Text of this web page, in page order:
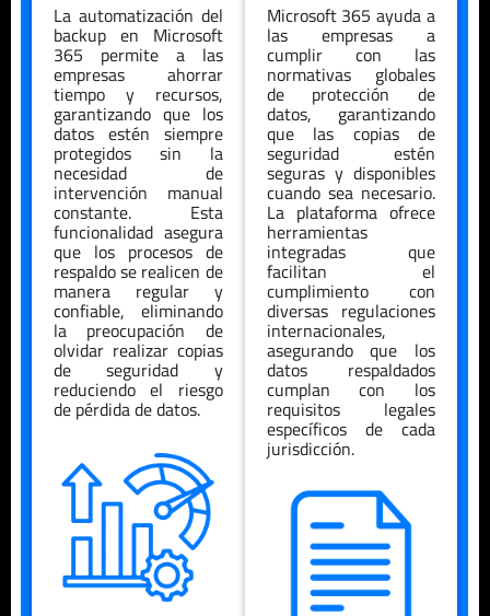
La automatización del
backup en Microsoft
365 permite a las
empresas ahorrar
tiempo y recursos,
garantizando que los
datos estén siempre
protegidos sin la
necesidad de
intervención manual
constante. Esta
funcionalidad asegura
que los procesos de
respaldo se realicen de
manera regular y
confiable, eliminando
la preocupación de
olvidar realizar copias
de seguridad y
reduciendo el riesgo
de pérdida de datos.
Microsoft 365 ayuda a
las empresas a
cumplir con las
normativas globales
de protección de
datos, garantizando
que las copias de
seguridad estén
seguras y disponibles
cuando sea necesario.
La plataforma ofrece
herramientas
integradas que
facilitan el
cumplimiento con
diversas regulaciones
internacionales,
asegurando que los
datos respaldados
cumplan con los
requisitos legales
específicos de cada
jurisdicción.